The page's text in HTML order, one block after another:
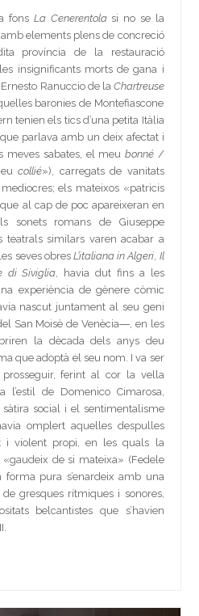
fons La Cenerentolasi no se la
elements plens de concreció
província de la restauració
insignificants morts de gana i
Ranuccio de la Chartreuse
baronies de Montefiascone
tenien els tics d’una petita Itàlia
parlava amb un deix afectat i
meves sabates, el meu bonné/
collié»), carregats de vanitats
els mateixos «patricis
al cap de poc apareixeran en
sonets romans de Giuseppe
teatrals similars varen acabar a
seves obres L’italiana in Algeri, Il
di Siviglia, havia dut fins a les
experiència de gènere còmic
nascut juntament al seu geni
San Moisè de Venècia―, en les
la dècada dels anys deu
que adoptà el seu nom. I va ser
ferint al cor la vella
de Domenico Cimarosa,
sàtira social i el sentimentalisme
omplert aquelles despulles
i violent propi, en les quals la
de si mateixa» (Fedele
forma pura s’enardeix amb una
gresques rítmiques i sonores,
belcantistes que s’havien